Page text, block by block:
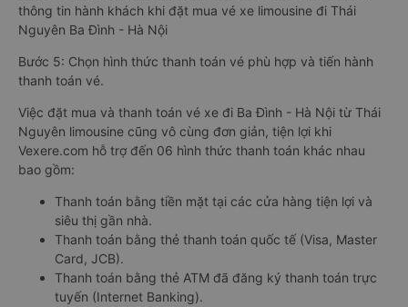
thông tin hành khách khi đặt mua vé xe limousine đi Thái
Nguyên Ba Đình - Hà Nội
Bước 5: Chọn hình thức thanh toán vé phù hợp và tiến hành
thanh toán vé.
Việc đặt mua và thanh toán vé xe đi Ba Đình - Hà Nội từ Thái
Nguyên limousine cũng vô cùng đơn giản, tiện lợi khi
Vexere.com hỗ trợ đến 06 hình thức thanh toán khác nhau
bao gồm:
Thanh toán bằng tiền mặt tại các cửa hàng tiện lợi và
siêu thị gần nhà.
Thanh toán bằng thẻ thanh toán quốc tế (Visa, Master
Card, JCB).
Thanh toán bằng thẻ ATM đã đăng ký thanh toán trực
tuyến (Internet Banking).